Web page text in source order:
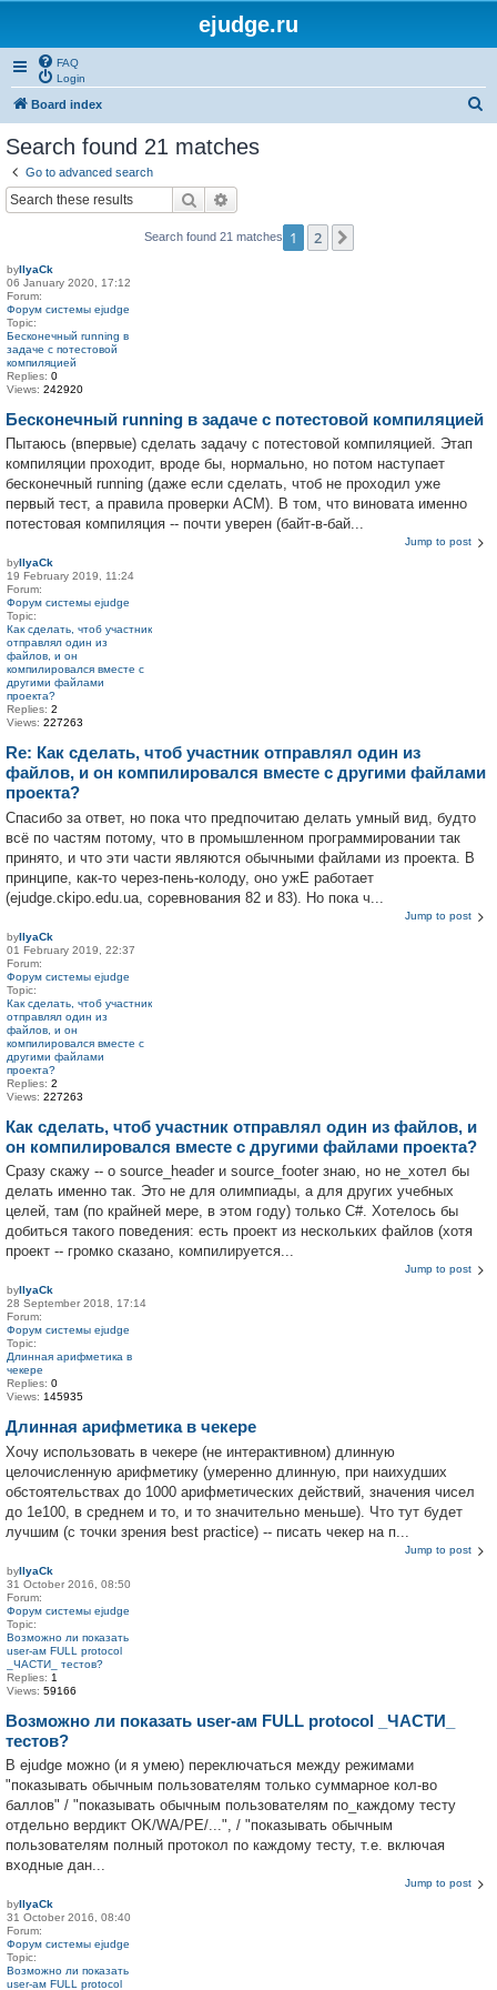
ejudge.ru
FAQ
Login
Board index
Search found 21 matches
Go to advanced search
Search
Search found 21 matches 1 2
byIlyaCk
06 January 2020, 17:12
Forum:
Форум системы ejudge
Topic:
Бесконечный running в
задаче с потестовой
компиляцией
Replies: 0
Views: 242920
Бесконечный running в задаче с потестовой компиляцией
Пытаюсь (впервые) сделать задачу с потестовой компиляцией. Этап
компиляции проходит, вроде бы, нормально, но потом наступает
бесконечный running (даже если сделать, чтоб не проходил уже
первый тест, а правила проверки ACM). В том, что виновата именно
потестовая компиляция -- почти уверен (байт-в-бай...
Jump to post
byIlyaCk
19 February 2019, 11:24
Forum:
Форум системы ejudge
Topic:
Как сделать, чтоб участник
отправлял один из
файлов, и он
компилировался вместе с
другими файлами
проекта?
Replies: 2
Views: 227263
Re: Как сделать, чтоб участник отправлял один из
файлов, и он компилировался вместе с другими файлами
проекта?
Спасибо за ответ, но пока что предпочитаю делать умный вид, будто
всё по частям потому, что в промышленном программировании так
принято, и что эти части являются обычными файлами из проекта. В
принципе, как-то через-пень-колоду, оно ужЕ работает
(ejudge.ckipo.edu.ua, соревнования 82 и 83). Но пока ч...
Jump to post
byIlyaCk
01 February 2019, 22:37
Forum:
Форум системы ejudge
Topic:
Как сделать, чтоб участник
отправлял один из
файлов, и он
компилировался вместе с
другими файлами
проекта?
Replies: 2
Views: 227263
Как сделать, чтоб участник отправлял один из файлов, и
он компилировался вместе с другими файлами проекта?
Сразу скажу -- о source_header и source_footer знаю, но не_хотел бы
делать именно так. Это не для олимпиады, а для других учебных
целей, там (по крайней мере, в этом году) только C#. Хотелось бы
добиться такого поведения: есть проект из нескольких файлов (хотя
проект -- громко сказано, компилируется...
Jump to post
byIlyaCk
28 September 2018, 17:14
Forum:
Форум системы ejudge
Topic:
Длинная арифметика в
чекере
Replies: 0
Views: 145935
Длинная арифметика в чекере
Хочу использовать в чекере (не интерактивном) длинную
целочисленную арифметику (умеренно длинную, при наихудших
обстоятельствах до 1000 арифметических действий, значения чисел
до 1e100, в среднем и то, и то значительно меньше). Что тут будет
лучшим (с точки зрения best practice) -- писать чекер на п...
Jump to post
byIlyaCk
31 October 2016, 08:50
Forum:
Форум системы ejudge
Topic:
Возможно ли показать
user-ам FULL protocol
_ЧАСТИ_ тестов?
Replies: 1
Views: 59166
Возможно ли показать user-ам FULL protocol _ЧАСТИ_
тестов?
В ejudge можно (и я умею) переключаться между режимами
"показывать обычным пользователям только суммарное кол-во
баллов" / "показывать обычным пользователям по_каждому тесту
отдельно вердикт OK/WA/PE/...", / "показывать обычным
пользователям полный протокол по каждому тесту, т.е. включая
входные дан...
Jump to post
byIlyaCk
31 October 2016, 08:40
Forum:
Форум системы ejudge
Topic:
Возможно ли показать
user-ам FULL protocol